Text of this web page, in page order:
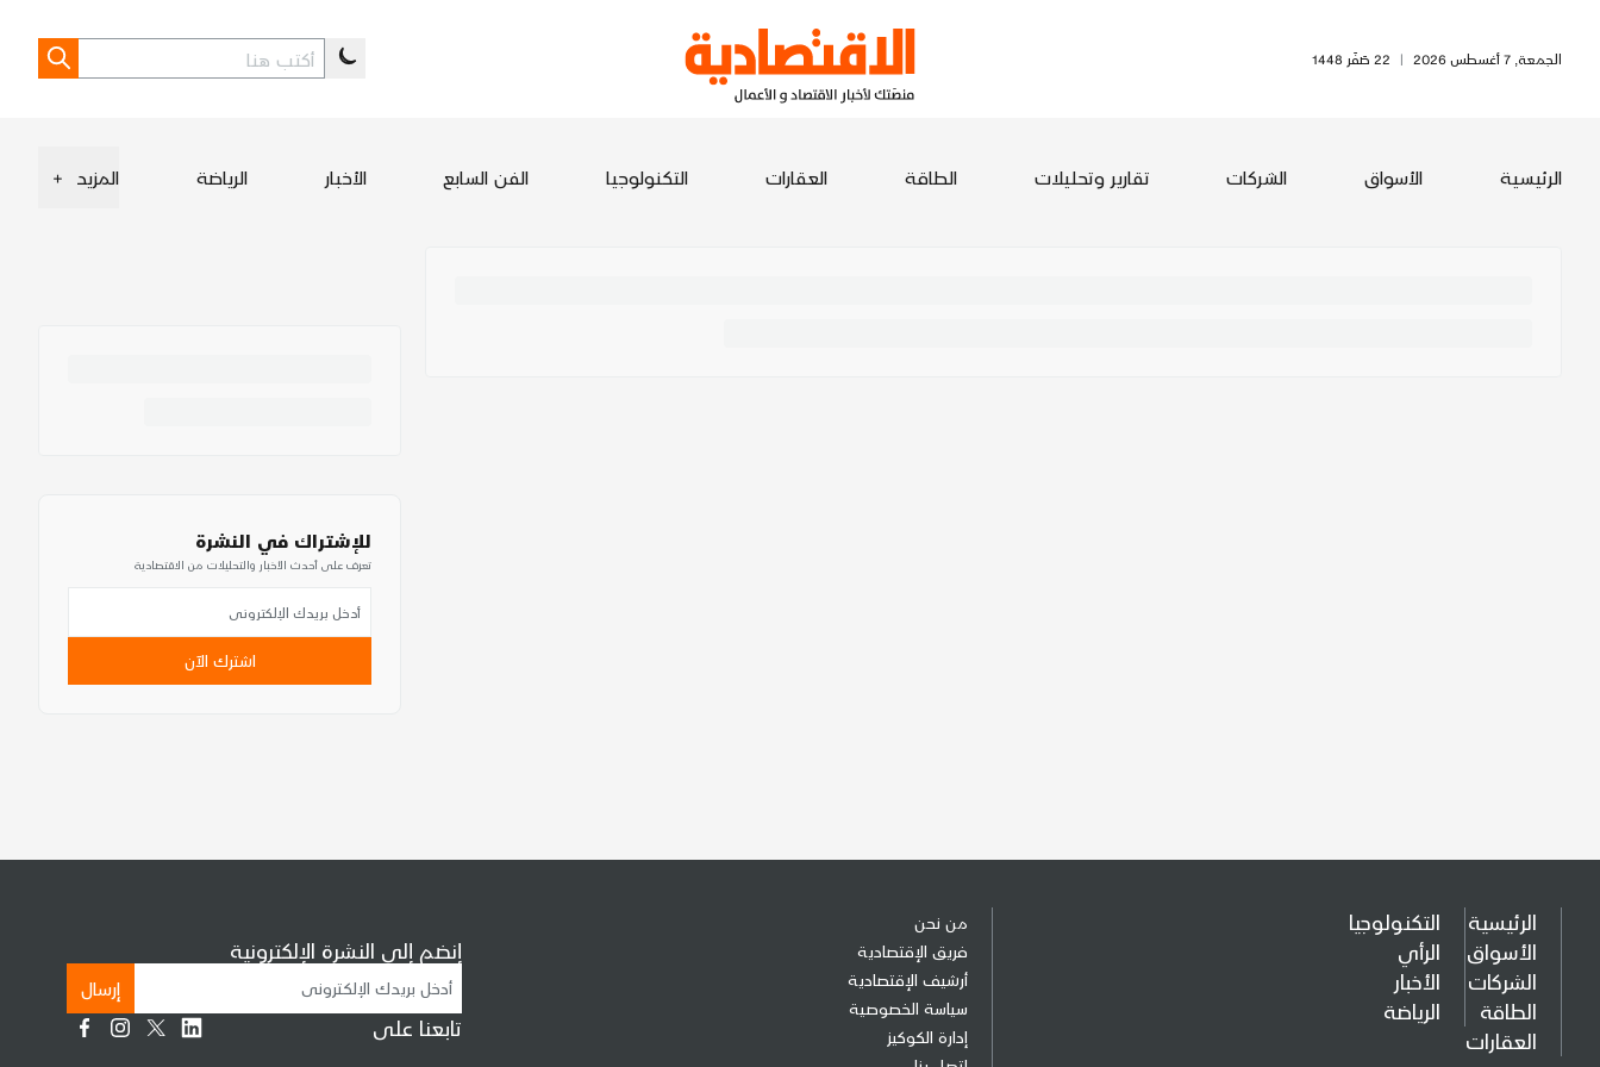
الجمعة, 7 أغسطس 2026 | 22 صَفَر 1448
الرئيسية الأسواق الشركات تقارير وتحليلات الطاقة العقارات التكنولوجيا الفن السابع الأخبار الرياضة المزيد +
للإشتراك في النشرة
تعرف على أحدث الأخبار والتحليلات من الاقتصادية
اشترك الآن
الرئيسية
الأسواق
الشركات
الطاقة
العقارات
التكنولوجيا
الرأي
الأخبار
الرياضة
من نحن
فريق الإقتصادية
أرشيف الإقتصادية
سياسة الخصوصية
إدارة الكوكيز
إنضم إلى النشرة الإلكترونية
إرسال
تابعنا على